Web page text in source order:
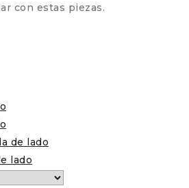
con estas piezas.
de lado
lado